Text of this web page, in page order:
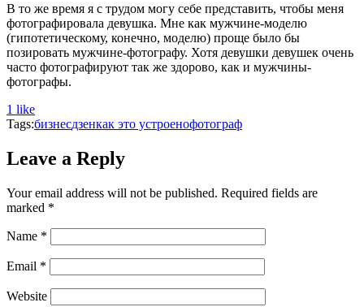
В то же время я с трудом могу себе представить, чтобы меня
фотографировала девушка. Мне как мужчине-моделю
(гипотетическому, конечно, моделю) проще было бы
позировать мужчине-фотографу. Хотя девушки девушек очень
часто фотографируют так же здорово, как и мужчины-
фотографы.
1 like
Tags:бизнесдзенкак это устроенофотограф
Leave a Reply
Your email address will not be published. Required fields are
marked *
Name *
Email *
Website